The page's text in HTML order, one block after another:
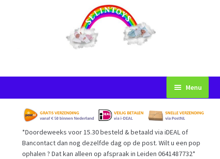
naar
navigatie
inhoud
Menu
Startpagina
Voorwaarden
*Doordeweeks voor 15.30 besteld & betaald via iDEAL of
Bancontact dan nog dezelfde dag op de post. Wilt u een pop
ophalen ? Dat kan alleen op afspraak in Leiden 0641487732*